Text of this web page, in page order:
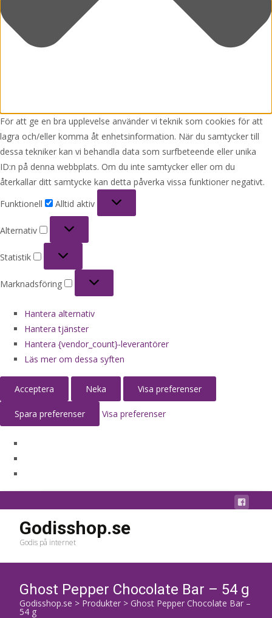
För att ge en bra upplevelse använder vi teknik som cookies för att
lagra och/eller komma åt enhetsinformation. När du samtycker till
dessa tekniker kan vi behandla data som surfbeteende eller unika
ID:n på denna webbplats. Om du inte samtycker eller om du
återkallar ditt samtycke kan detta påverka vissa funktioner negativt.
Funktionell
Alltid aktiv
Alternativ
Statistik
Marknadsföring
Hantera alternativ
Hantera tjänster
Hantera {vendor_count}-leverantörer
Läs mer om dessa syften
Acceptera Neka Visa preferenser
Spara preferenser Visa preferenser
Godisshop.se
Godis på internet
Ghost Pepper Chocolate Bar – 54 g
Godisshop.se > Produkter > Ghost Pepper Chocolate Bar –
54 g